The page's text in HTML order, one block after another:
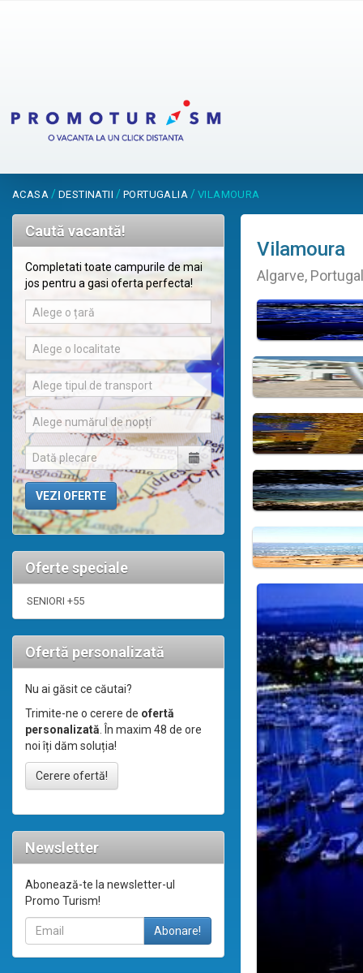
ACASA / DESTINATII / PORTUGALIA / VILAMOURA
Caută vacantă!
Completati toate campurile de mai
jos pentru a gasi oferta perfecta!
Alege o țară
Alege o localitate
Alege tipul de transport
Alege numărul de nopți
Oferte speciale
SENIORI +55
Ofertă personalizată
Nu ai găsit ce căutai?
Trimite-ne o cerere de ofertă
personalizată. În maxim 48 de ore
noi îți dăm soluția!
Cerere ofertă!
Newsletter
Abonează-te la newsletter-ul
Promo Turism!
Vilamoura
Algarve,